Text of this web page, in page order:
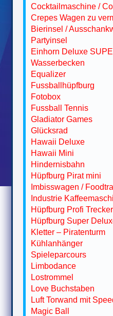
Cocktailmaschine /
Crepes Wagen zu
Bierinsel /
Partyinsel
Einhorn Deluxe
Wasserbecken
Equalizer
Fussballhüpfburg
Fotobox
Fussball Tennis
Gladiator Games
Glücksrad
Hawaii Deluxe
Hawaii Mini
Hindernisbahn
Hüpfburg Pirat mini
Imbisswagen /
Industrie
Hüpfburg Profi Trecker
Hüpfburg Super
Kletter – Piratenturm
Kühlanhänger
Spieleparcours
Limbodance
Lostrommel
Love Buchstaben
Luft Torwand mit
Magic Ball